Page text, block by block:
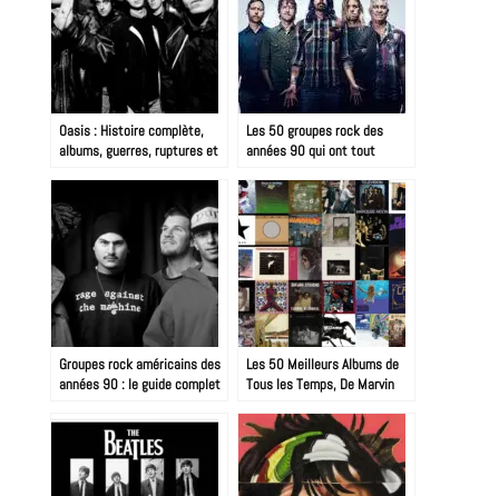
Oasis : Histoire complète,
albums, guerres, ruptures et
Les 50 groupes rock des
années 90 qui ont tout
Groupes rock américains des
années 90 : le guide complet
Les 50 Meilleurs Albums de
Tous les Temps, De Marvin
Révolutions Sonores